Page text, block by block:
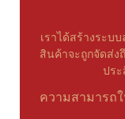
เราได้สร้างระบ
สินค้าจะถูกจัดส่ง
ปร
ความสามารถ